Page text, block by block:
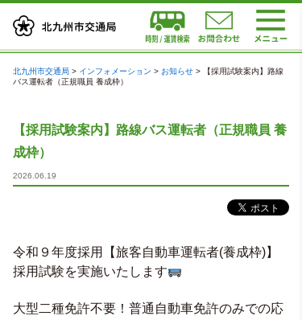
北九州市交通局 > インフォメーション > お知らせ >
【採用試験案内】路線
バス運転者（正規職員 養成枠）
【採用試験案内】路線バス運転者（正規職員 養
成枠）
2026.06.19
令和９年度採用【旅客自動車運転者(養成枠)】
採用試験を実施いたします
大型二種免許不要！普通自動車免許のみでの応